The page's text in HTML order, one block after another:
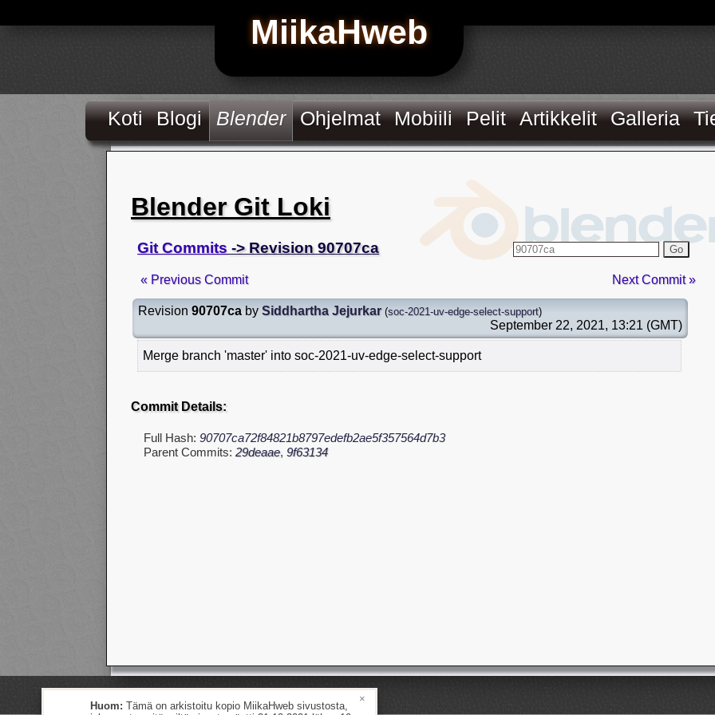
MiikaHweb
Koti Blogi Blender Ohjelmat Mobiili Pelit Artikkelit Galleria
Blender Git Loki
Git Commits -> Revision 90707ca Go
« Previous Commit Next Commit »
Revision 90707ca by Siddhartha Jejurkar (soc-2021-uv-edge-select-support)
September 22, 2021, 13:21 (GMT)
Merge branch 'master' into soc-2021-uv-edge-select-support
Commit Details:
Full Hash: 90707ca72f84821b8797edefb2ae5f357564d7b3
Parent Commits: 29deaae, 9f63134
Huom: Tämä on arkistoitu kopio MiikaHweb sivustosta,
×